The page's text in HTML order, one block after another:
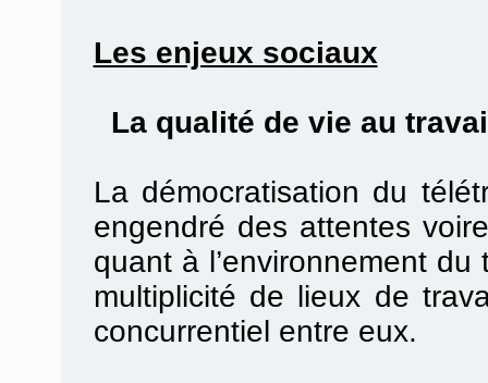
Les enjeux sociaux
La qualité de vie au
La démocratisation du
engendré des attentes
quant à l’environnement
multiplicité de lieux de
concurrentiel entre eux.